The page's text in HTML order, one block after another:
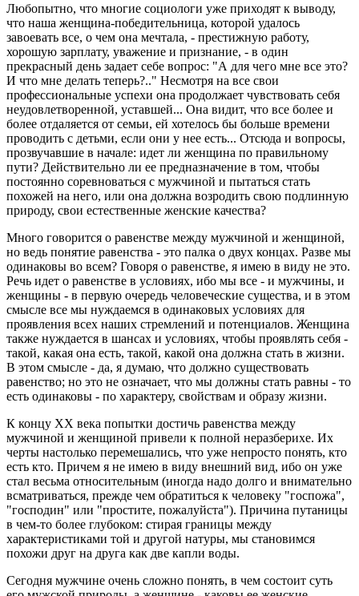
Любопытно, что многие социологи уже приходят к выводу,
что наша женщина-победительница, которой удалось
завоевать все, о чем она мечтала, - престижную работу,
хорошую зарплату, уважение и признание, - в один
прекрасный день задает себе вопрос: "А для чего мне все это?
И что мне делать теперь?.." Несмотря на все свои
профессиональные успехи она продолжает чувствовать себя
неудовлетворенной, уставшей... Она видит, что все более и
более отдаляется от семьи, ей хотелось бы больше времени
проводить с детьми, если они у нее есть... Отсюда и вопросы,
прозвучавшие в начале: идет ли женщина по правильному
пути? Действительно ли ее предназначение в том, чтобы
постоянно соревноваться с мужчиной и пытаться стать
похожей на него, или она должна возродить свою подлинную
природу, свои естественные женские качества?
Много говорится о равенстве между мужчиной и женщиной,
но ведь понятие равенства - это палка о двух концах. Разве мы
одинаковы во всем? Говоря о равенстве, я имею в виду не это.
Речь идет о равенстве в условиях, ибо мы все - и мужчины, и
женщины - в первую очередь человеческие существа, и в этом
смысле все мы нуждаемся в одинаковых условиях для
проявления всех наших стремлений и потенциалов. Женщина
также нуждается в шансах и условиях, чтобы проявлять себя -
такой, какая она есть, такой, какой она должна стать в жизни.
В этом смысле - да, я думаю, что должно существовать
равенство; но это не означает, что мы должны стать равны - то
есть одинаковы - по характеру, свойствам и образу жизни.
К концу XX века попытки достичь равенства между
мужчиной и женщиной привели к полной неразберихе. Их
черты настолько перемешались, что уже непросто понять, кто
есть кто. Причем я не имею в виду внешний вид, ибо он уже
стал весьма относительным (иногда надо долго и внимательно
всматриваться, прежде чем обратиться к человеку "госпожа",
"господин" или "простите, пожалуйста"). Причина путаницы
в чем-то более глубоком: стирая границы между
характеристиками той и другой натуры, мы становимся
похожи друг на друга как две капли воды.
Сегодня мужчине очень сложно понять, в чем состоит суть